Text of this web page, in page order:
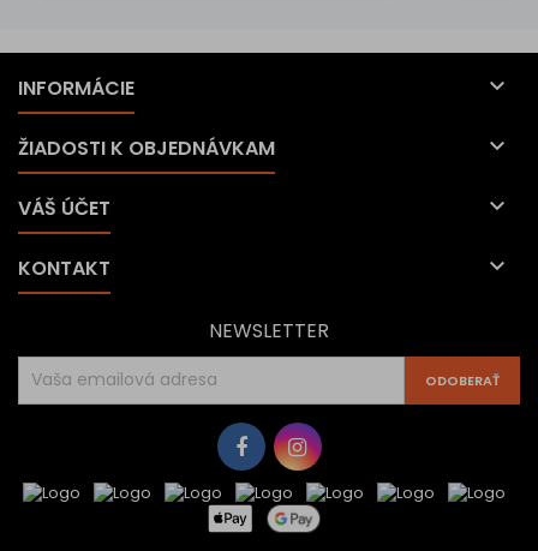
INFORMÁCIE 
ŽIADOSTI K OBJEDNÁVKAM 
VÁŠ ÚČET 
KONTAKT 
NEWSLETTER